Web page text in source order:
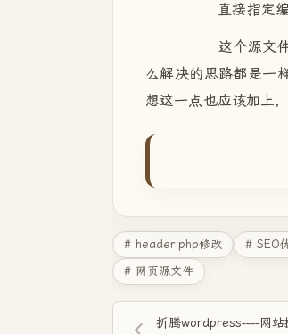
直接指定编码
这个源文件乱
么解决的思路都是一
想这一点也应该加上
# header.php修改 # SEO
# 网页源文件